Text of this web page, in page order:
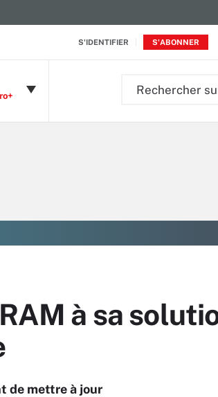
S'IDENTIFIER S'ABONNER
à sa
de mettre à jour